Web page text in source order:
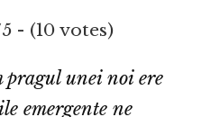
- (10 votes)
pragul unei noi ere
emergente ne